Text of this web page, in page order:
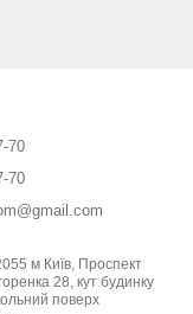
70
70
м Київ, Проспект
28, кут будинку
поверх